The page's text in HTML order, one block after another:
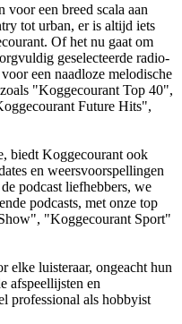
een breed scala aan
tot urban, er is altijd iets
Of het nu gaat om
geselecteerde radio-
een naadloze melodische
"Koggecourant Top 40",
Future Hits",
biedt Koggecourant ook
en weersvoorspellingen
podcast liefhebbers, we
podcasts, met onze top
"Koggecourant Sport"
elke luisteraar, ongeacht hun
afspeellijsten en
professional als hobbyist